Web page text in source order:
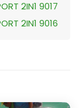
2IN1 9017
2IN1 9016